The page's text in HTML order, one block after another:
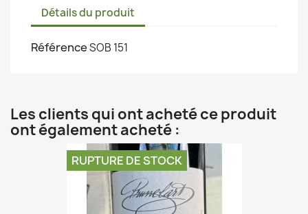
Détails du produit
RéférenceSOB 151
Les clients qui ont acheté ce produit
ont également acheté :
RUPTURE DE STOCK